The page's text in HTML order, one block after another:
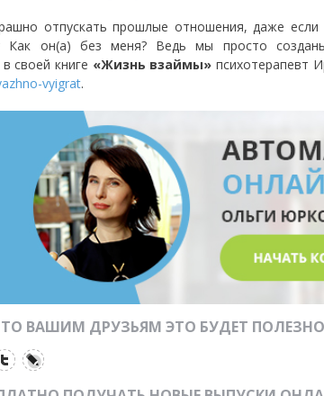
отпускать прошлые отношения, даже
Как он(а) без меня? Ведь мы просто
своей книге «Жизнь взаймы» психотерапевт
vyigrat.
ВАШИМ ДРУЗЬЯМ ЭТО БУДЕТ